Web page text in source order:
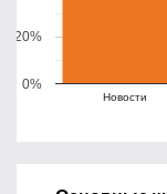
Новости
0%
20%